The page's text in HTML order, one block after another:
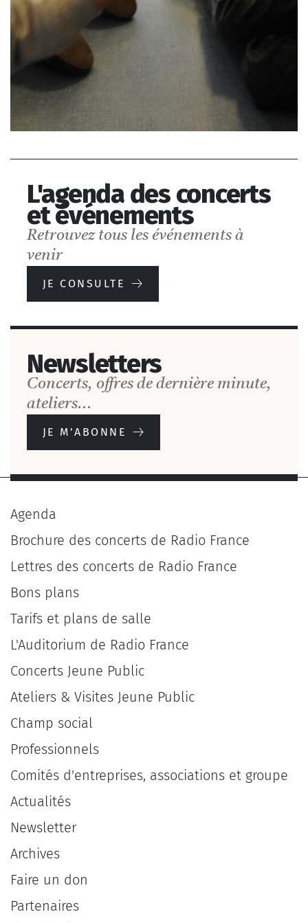
Ateliers
musicaux
L'agenda des concerts
et événements
Retrouvez tous les événements à
venir
JE CONSULTE
Newsletters
Concerts, offres de dernière minute,
ateliers...
JE M'ABONNE
Agenda
Brochure des concerts de Radio France
Lettres des concerts de Radio France
Bons plans
Tarifs et plans de salle
L'Auditorium de Radio France
Concerts Jeune Public
Ateliers & Visites Jeune Public
Champ social
Professionnels
Comités d'entreprises, associations et groupe
Actualités
Newsletter
Archives
Faire un don
Partenaires